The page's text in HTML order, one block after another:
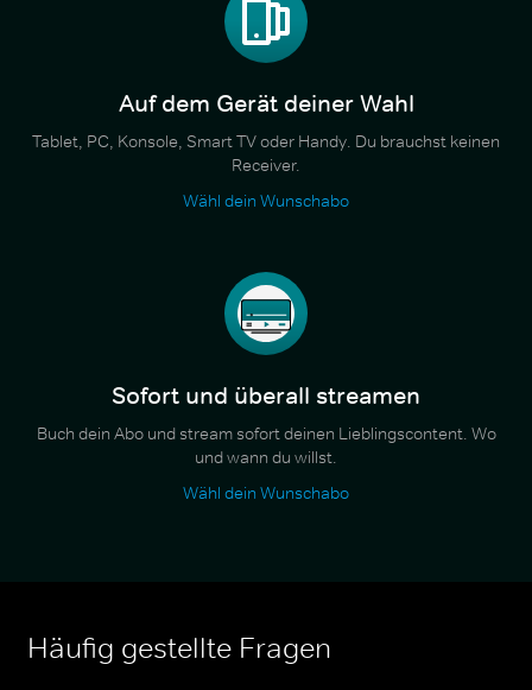
Auf dem Gerät deiner Wahl
Tablet, PC, Konsole, Smart TV oder Handy. Du brauchst keinen
Receiver.
Wähl dein Wunschabo
Sofort und überall streamen
Buch dein Abo und stream sofort deinen Lieblingscontent. Wo
und wann du willst.
Wähl dein Wunschabo
Häufig gestellte Fragen